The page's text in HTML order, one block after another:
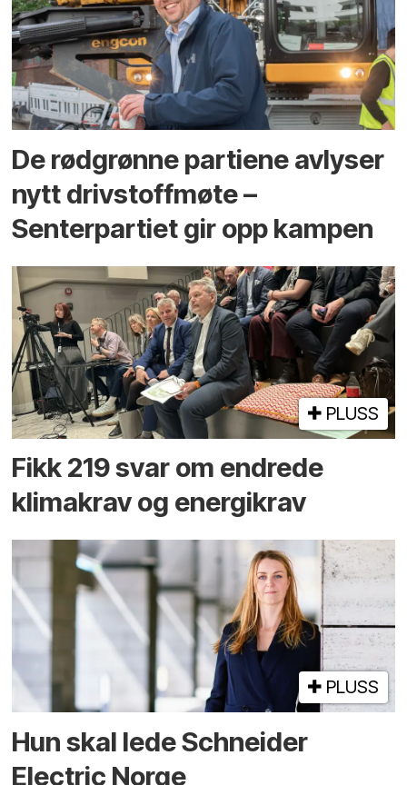
De rødgrønne partiene avlyser
nytt drivstoffmøte –
Senterpartiet gir opp kampen
PLUSS
Fikk 219 svar om endrede
klimakrav og energikrav
PLUSS
Hun skal lede Schneider
Electric Norge